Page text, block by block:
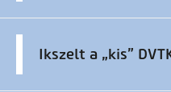
Ikszelt a „kis”